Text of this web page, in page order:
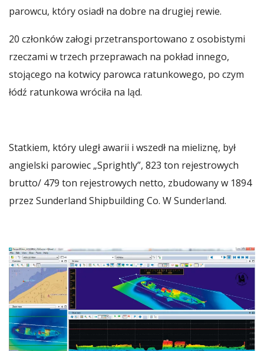
parowcu, który osiadł na dobre na drugiej rewie.
20 członków załogi przetransportowano z osobistymi
rzeczami w trzech przeprawach na pokład innego,
stojącego na kotwicy parowca ratunkowego, po czym
łódź ratunkowa wróciła na ląd.
Statkiem, który uległ awarii i wszedł na mieliznę, był
angielski parowiec „Sprightly”, 823 ton rejestrowych
brutto/ 479 ton rejestrowych netto, zbudowany w 1894
przez Sunderland Shipbuilding Co. W Sunderland.